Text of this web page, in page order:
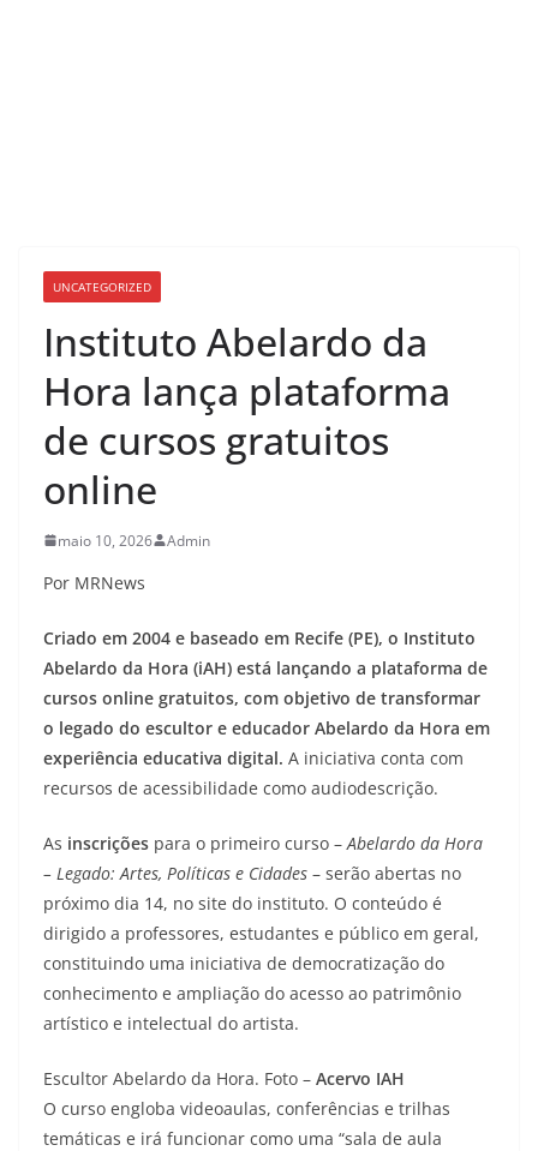
UNCATEGORIZED
Instituto Abelardo da
Hora lança plataforma
de cursos gratuitos
online
maio 10, 2026 Admin
Por MRNews
Criado em 2004 e baseado em Recife (PE), o Instituto
Abelardo da Hora (iAH) está lançando a plataforma de
cursos online gratuitos, com objetivo de transformar
o legado do escultor e educador Abelardo da Hora em
experiência educativa digital. A iniciativa conta com
recursos de acessibilidade como audiodescrição.
As inscrições para o primeiro curso –Abelardo da Hora
– Legado: Artes, Políticas e Cidades – serão abertas no
próximo dia 14, no site do instituto. O conteúdo é
dirigido a professores, estudantes e público em geral,
constituindo uma iniciativa de democratização do
conhecimento e ampliação do acesso ao patrimônio
artístico e intelectual do artista.
Escultor Abelardo da Hora. Foto – Acervo IAH
O curso engloba videoaulas, conferências e trilhas
temáticas e irá funcionar como uma “sala de aula